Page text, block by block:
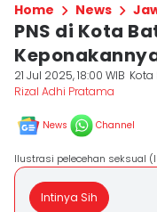
Home News
PNS di Kota
21 Jul 2025, 18:00 WIB Kota
Rizal Adhi Pratama
News Channel
Ilustrasi pelecehan seksual
Intinya Sih